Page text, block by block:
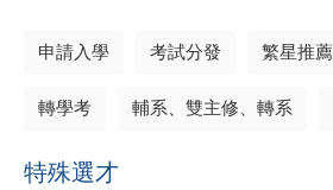
申請入學 考試分發 繁星推薦
轉學考 輔系、雙主修、轉系
特殊選才